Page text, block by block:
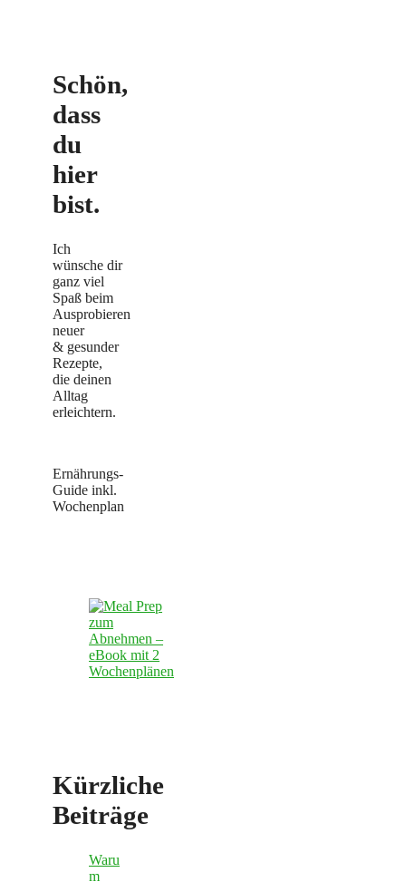
Schön,
dass
du
hier
bist.
Ich
wünsche dir
ganz viel
Spaß beim
Ausprobieren
neuer
& gesunder
Rezepte,
die deinen
Alltag
erleichtern.
Ernährungs-
Guide inkl.
Wochenplan
Kürzliche
Beiträge
Waru
m